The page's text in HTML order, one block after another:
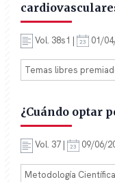
Vol. 38s1 | 01/
Temas libres
¿Cuándo optar
Vol. 37 | 09/06/
Metodología Científica